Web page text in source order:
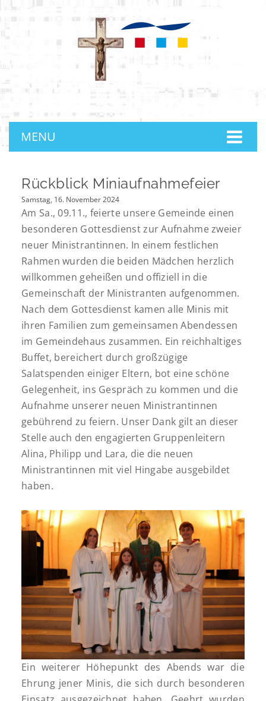
anmelden
MENU
Rückblick Miniaufnahmefeier
Samstag, 16. November 2024
Am Sa., 09.11., feierte unsere Gemeinde einen
besonderen Gottesdienst zur Aufnahme zweier
neuer Ministrantinnen. In einem festlichen
Rahmen wurden die beiden Mädchen herzlich
willkommen geheißen und offiziell in die
Gemeinschaft der Ministranten aufgenommen.
Nach dem Gottesdienst kamen alle Minis mit
ihren Familien zum gemeinsamen Abendessen
im Gemeindehaus zusammen. Ein reichhaltiges
Buffet, bereichert durch großzügige
Salatspenden einiger Eltern, bot eine schöne
Gelegenheit, ins Gespräch zu kommen und die
Aufnahme unserer neuen Ministrantinnen
gebührend zu feiern. Unser Dank gilt an dieser
Stelle auch den engagierten Gruppenleitern
Alina, Philipp und Lara, die die neuen
Ministrantinnen mit viel Hingabe ausgebildet
haben.
Ein weiterer Höhepunkt des Abends war die
Ehrung jener Minis, die sich durch besonderen